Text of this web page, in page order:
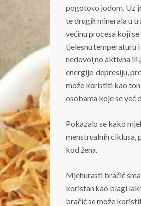
pogotovo jodom. Uz
te drugih minerala u
većinu procesa koji
tjelesnu temperaturu
nedovoljno aktivna ili
energije, depresiju,
može koristiti kao
osobama koje se već
Pokazalo se kako
menstrualnih ciklusa,
kod žena.
Mjehurasti bračić
koristan kao blagi
bračić se može